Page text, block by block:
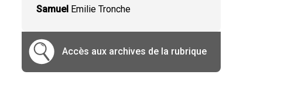
Samuel Emilie Tronche
Accès aux archives de la rubrique